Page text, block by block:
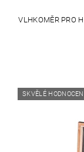
VLHKOMĚR PRO
SKVĚLÉ